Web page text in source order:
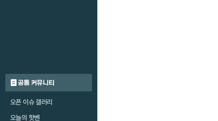
공통 커뮤니티
오픈 이슈 갤러리
오늘의 핫벤